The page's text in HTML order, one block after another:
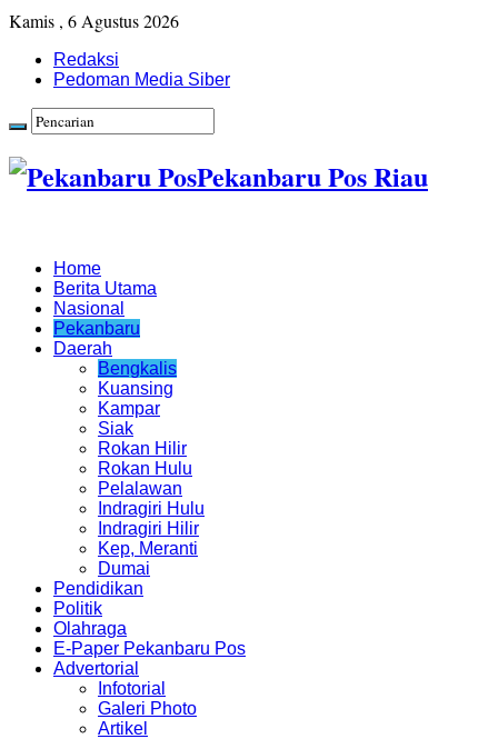
Kamis , 6 Agustus 2026
Redaksi
Pedoman Media Siber
Pekanbaru Pos Riau
Home
Berita Utama
Nasional
Pekanbaru
Daerah
Bengkalis
Kuansing
Kampar
Siak
Rokan Hilir
Rokan Hulu
Pelalawan
Indragiri Hulu
Indragiri Hilir
Kep, Meranti
Dumai
Pendidikan
Politik
Olahraga
E-Paper Pekanbaru Pos
Advertorial
Infotorial
Galeri Photo
Artikel